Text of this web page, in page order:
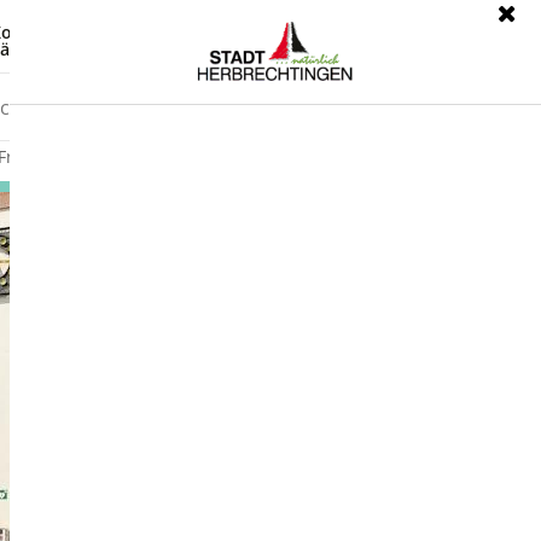
Leichte Sprache